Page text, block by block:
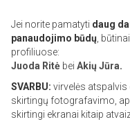
Jei norite pamatyti daug
panaudojimo būdų ,
profiliuose:
Juoda Ritė bei Akių Jūra.
SVARBU: virvelės atspalvis
skirtingų fotografavimo,
skirtingi ekranai kitaip